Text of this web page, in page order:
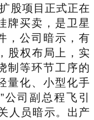
股项目正式正在
牌买卖，是卫星
，公司暗示，有
股权布局上，实
制等环节工序的
量化、小型化手
司副总程飞引
人员暗示。出产